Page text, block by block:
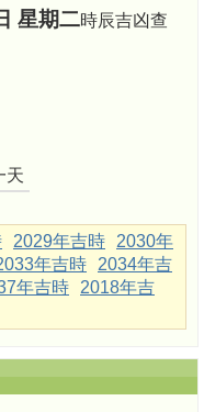
星期二時辰吉凶查
天
2029年吉時
2030年
年吉時
2034年吉
年吉時
2018年吉